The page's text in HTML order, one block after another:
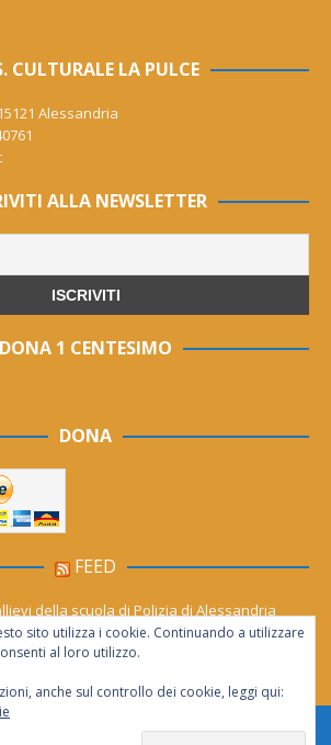
CULTURALE LA PULCE
Alessandria
ALLA NEWSLETTER
DONA 1 CENTESIMO
DONA
FEED
della scuola di Polizia di Alessandria
le stelle per tutto agosto. Il calendario dei film
sito utilizza i cookie. Continuando a utilizzare
al loro utilizzo.
anche sul controllo dei cookie, leggi qui: